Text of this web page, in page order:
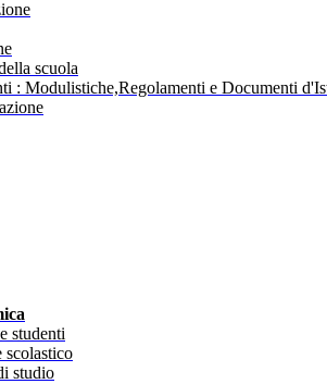
scuola
: Modulistiche,Regolamenti e Documenti
studenti
scolastico
studio